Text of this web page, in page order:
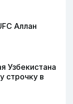
Аллан
Узбекистана
строчку в